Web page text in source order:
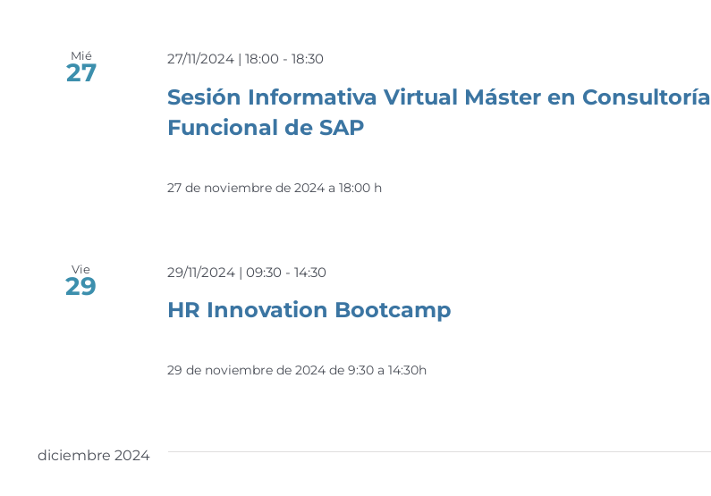
Mié
27
Sesión Informativa Virtual Máster en Consultoría
Funcional de SAP
27/11/2024 | 18:00 -18:30
27 de noviembre de 2024 a 18:00 h
Vie
29
HR Innovation Bootcamp
29/11/2024 | 09:30 -14:30
29 de noviembre de 2024 de 9:30 a 14:30h
diciembre 2024